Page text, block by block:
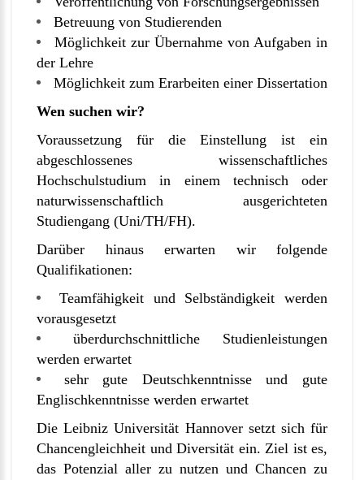
Betreuung von Studierenden
Möglichkeit zur Übernahme von Aufgaben in
der Lehre
Möglichkeit zum Erarbeiten einer Dissertation
Wen suchen wir?
Voraussetzung für die Einstellung ist ein
abgeschlossenes wissenschaftliches
Hochschulstudium in einem technisch oder
naturwissenschaftlich ausgerichteten
Studiengang (Uni/TH/FH).
Darüber hinaus erwarten wir folgende
Qualifikationen:
Teamfähigkeit und Selbständigkeit werden
vorausgesetzt
überdurchschnittliche Studienleistungen
werden erwartet
sehr gute Deutschkenntnisse und gute
Englischkenntnisse werden erwartet
Die Leibniz Universität Hannover setzt sich für
Chancengleichheit und Diversität ein. Ziel ist es,
das Potenzial aller zu nutzen und Chancen zu